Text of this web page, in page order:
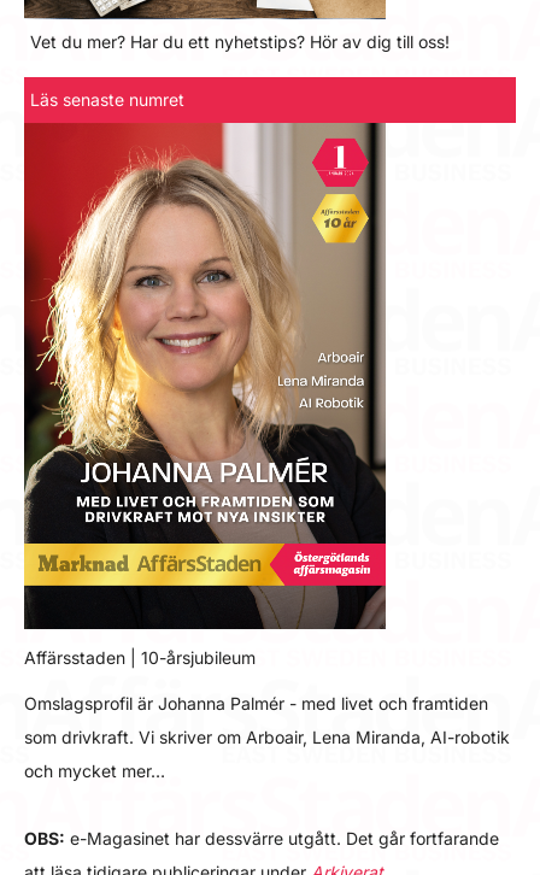
Vet du mer? Har du ett nyhetstips? Hör av dig till oss!
Läs senaste numret
Affärsstaden | 10-årsjubileum
Omslagsprofil är Johanna Palmér - med livet och framtiden
som drivkraft. Vi skriver om Arboair, Lena Miranda, AI-robotik
och mycket mer…
OBS: e-Magasinet har dessvärre utgått. Det går fortfarande